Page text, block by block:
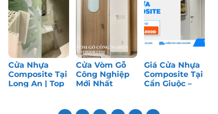
Cửa Nhựa
Composite Tại
Long An | Top
Cửa Vòm Gỗ
Công Nghiệp
Mới Nhất
Giá Cửa Nhựa
Composite Tại
Cần Giuộc –